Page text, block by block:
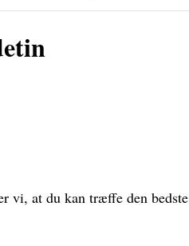
vi, at du kan træffe den bedste